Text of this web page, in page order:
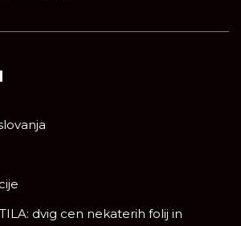
dvig cen nekaterih folij in